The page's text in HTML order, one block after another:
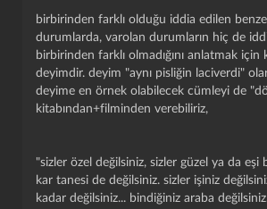
birbirinden farklı olduğu iddia edilen
durumlarda, varolan durumların hiç de
birbirinden farklı olmadığını anlatmak için
deyimdir. deyim "aynı pisliğin laciverdi"
deyime en örnek olabilecek cümleyi de
kitabından+filminden verebiliriz,
"sizler özel değilsiniz, sizler güzel ya da eşi
kar tanesi de değilsiniz. sizler işiniz
kadar değilsiniz... bindiğiniz araba